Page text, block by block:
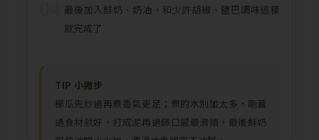
最後加入鮮奶、奶油，和少許胡椒、鹽巴調味這樣
就完成了
TIP 小撇步
櫛瓜先炒過再煮香氣更足；煮的水別加太多，剛蓋
過食材就好，打成泥再過篩口感最滑順，最後鮮奶